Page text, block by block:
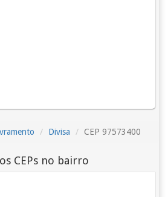
Divisa CEP 97573400
CEPs no bairro